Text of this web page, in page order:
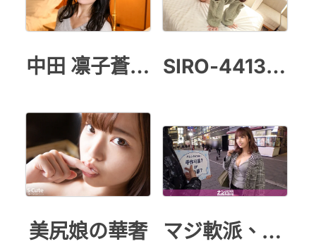
中田 凛子蒼い再会 SIRO-4413 初撮り
美尻娘の華奢 マジ軟派、初撮